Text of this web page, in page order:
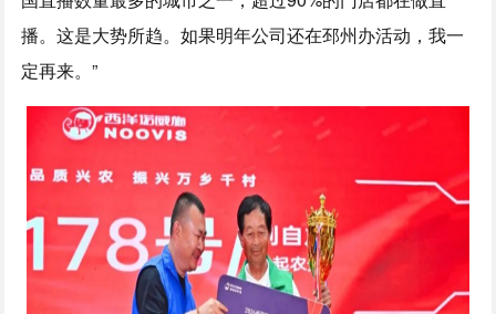
播。这是大势所趋。如果明年公司还在邳州办活动，我一
定再来。”